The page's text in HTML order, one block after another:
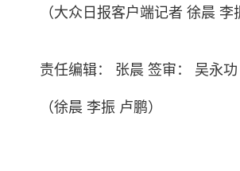
（大众日报客户端记者 徐晨 李
责任编辑： 张晨 签审： 吴永功
（徐晨 李振 卢鹏）